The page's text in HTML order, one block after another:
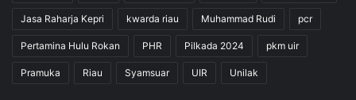
Jasa Raharja Kepri kwarda riau Muhammad Rudi pcr
Pertamina Hulu Rokan PHR Pilkada 2024 pkm uir
Pramuka Riau Syamsuar UIR Unilak